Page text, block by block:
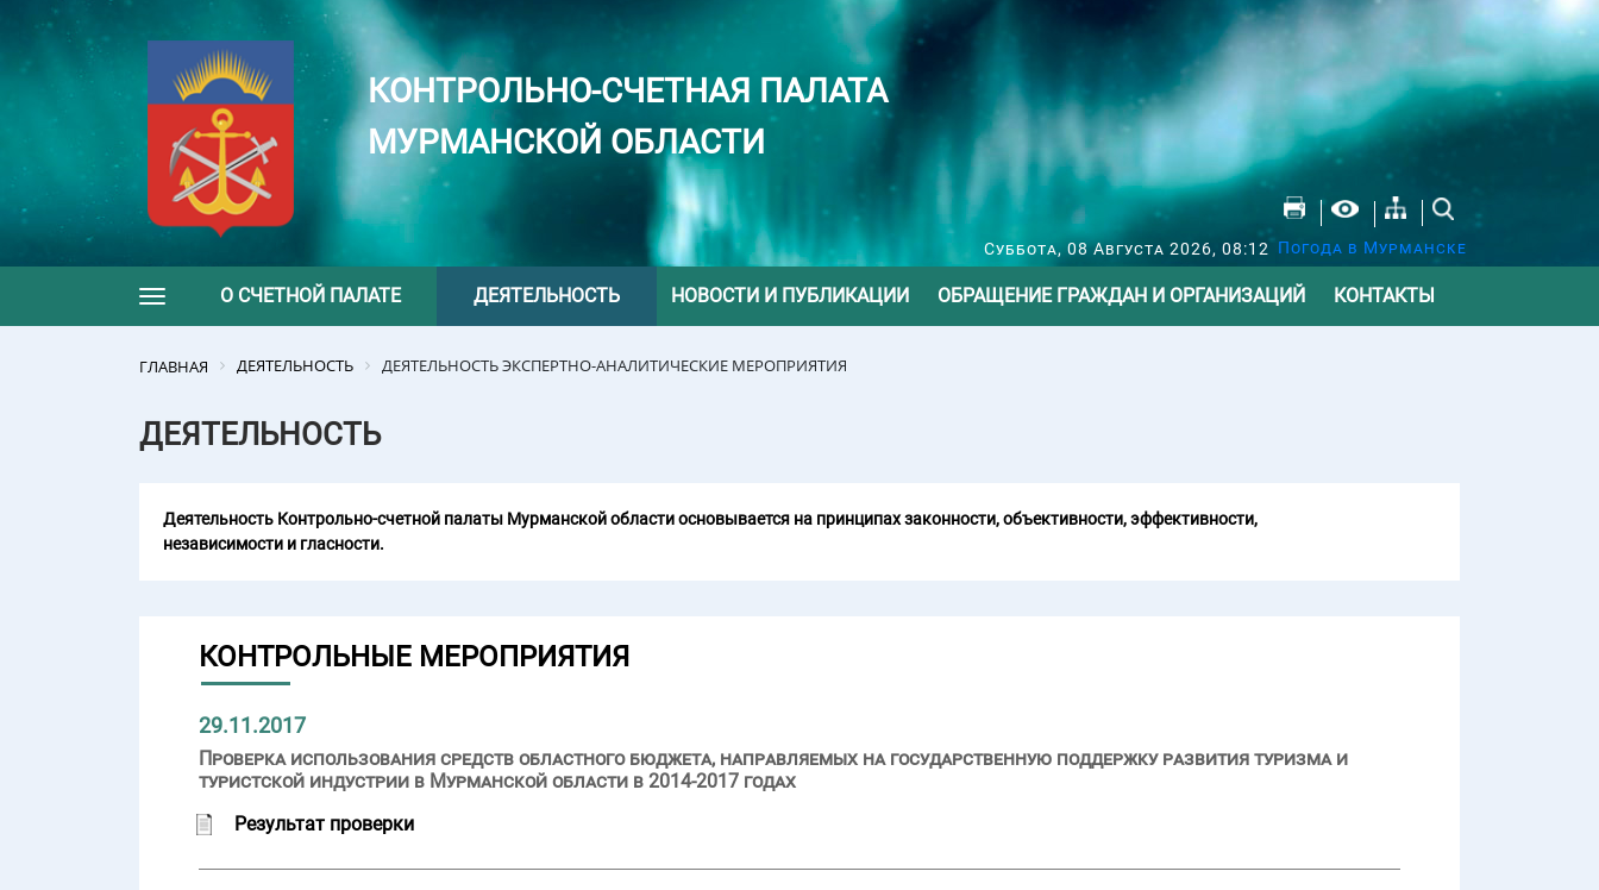
КОНТРОЛЬНО-СЧЕТНАЯ ПАЛАТА
МУРМАНСКОЙ ОБЛАСТИ
Суббота, 08 Августа 2026, 08:12 Погода в Мурманске
Toggle navigation
О СЧЕТНОЙ ПАЛАТЕ ДЕЯТЕЛЬНОСТЬ НОВОСТИ И ПУБЛИКАЦИИ ОБРАЩЕНИЕ ГРАЖДАН И ОРГАНИЗАЦИЙ КОНТАКТЫ
ГЛАВНАЯ ДЕЯТЕЛЬНОСТЬ ДЕЯТЕЛЬНОСТЬ ЭКСПЕРТНО-АНАЛИТИЧЕСКИЕ МЕРОПРИЯТИЯ
ДЕЯТЕЛЬНОСТЬ
Деятельность Контрольно-счетной палаты Мурманской области основывается на принципах законности, объективности, эффективности,
независимости и гласности.
КОНТРОЛЬНЫЕ МЕРОПРИЯТИЯ
29.11.2017
Проверка использования средств областного бюджета, направляемых на государственную поддержку развития туризма и
туристской индустрии в Мурманской области в 2014-2017 годах
Результат проверки